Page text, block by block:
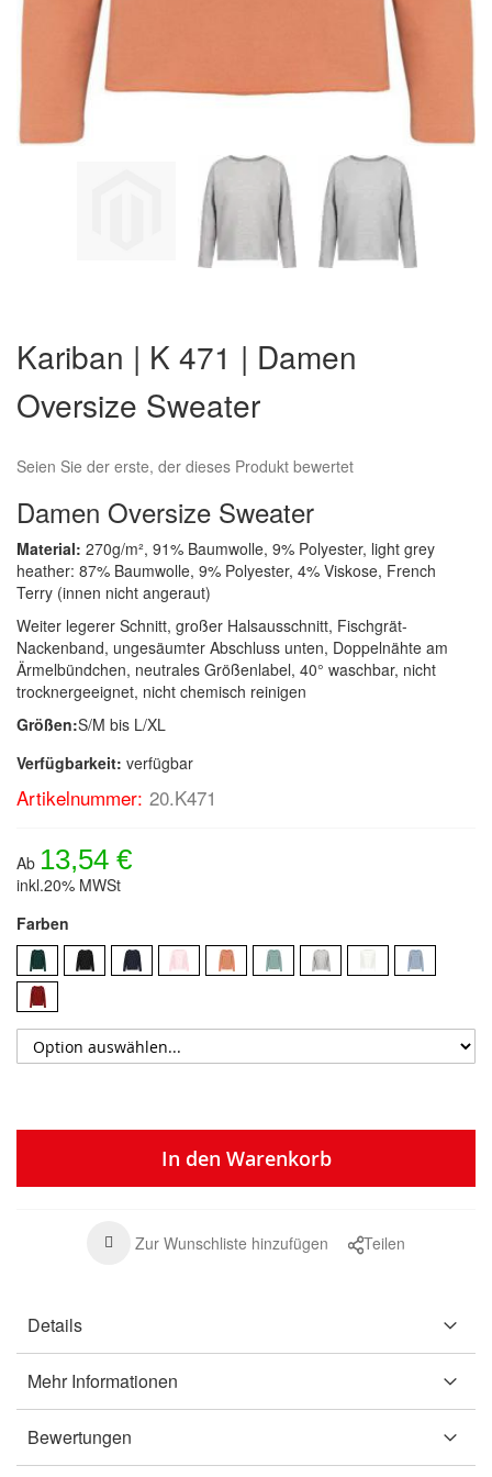
der
Bildergalerie
springen
Kariban | K 471 | Damen
Oversize Sweater
Seien Sie der erste, der dieses Produkt bewertet
Damen Oversize Sweater
Material: 270g/m², 91% Baumwolle, 9% Polyester, light grey
heather: 87% Baumwolle, 9% Polyester, 4% Viskose, French
Terry (innen nicht angeraut)
Weiter legerer Schnitt, großer Halsausschnitt, Fischgrät-
Nackenband, ungesäumter Abschluss unten, Doppelnähte am
Ärmelbündchen, neutrales Größenlabel, 40° waschbar, nicht
trocknergeeignet, nicht chemisch reinigen
Größen:S/M bis L/XL
Verfügbarkeit: verfügbar
Artikelnummer: 20.K471
Ab 13,54 €
inkl.20% MWSt
Farben
In den Warenkorb
Zur Wunschliste hinzufügen Teilen
Details
Mehr Informationen
Bewertungen